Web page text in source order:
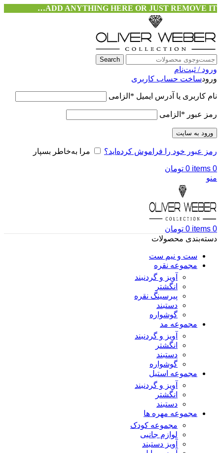
ADD ANYTHING HERE OR JUST REMOVE IT…
Search
ورود / ثبت‌نام
ورودساخت حساب کاربری
نام کاربری یا آدرس ایمیل * الزامی
رمز عبور * الزامی
ورود به سایت
رمز عبور خود را فراموش کرده‌اید؟ مرا به‌خاطر بسپار
0
items
0 تومان
منو
0
items
0 تومان
دسته‌بندی محصولات
ست و نیم ست
مجموعه نقره
آویز و گردنبند
انگشتر
پیرسینگ نقره
دستبند
گوشواره
مجموعه مد
آویز و گردنبند
انگشتر
دستبند
گوشواره
مجموعه استیل
آویز و گردنبند
انگشتر
دستبند
مجموعه مهره ها
مجموعه کودک
لوازم جانبی
آویز دستبند